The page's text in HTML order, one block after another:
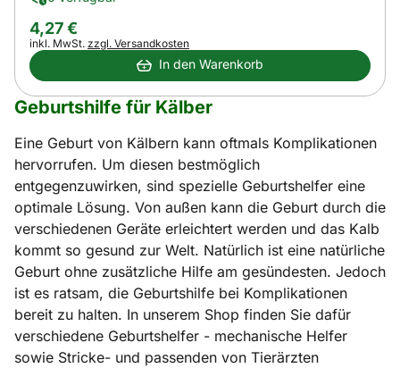
4,27€
Steuerhinweis:
inkl. MwSt. zzgl. Versandkosten
In den Warenkorb
Geburtshilfe für Kälber
Eine Geburt von Kälbern kann oftmals Komplikationen
hervorrufen. Um diesen bestmöglich
entgegenzuwirken, sind spezielle Geburtshelfer eine
optimale Lösung. Von außen kann die Geburt durch die
verschiedenen Geräte erleichtert werden und das Kalb
kommt so gesund zur Welt. Natürlich ist eine natürliche
Geburt ohne zusätzliche Hilfe am gesündesten. Jedoch
ist es ratsam, die Geburtshilfe bei Komplikationen
bereit zu halten. In unserem Shop finden Sie dafür
verschiedene Geburtshelfer - mechanische Helfer
sowie Stricke- und passenden von Tierärzten